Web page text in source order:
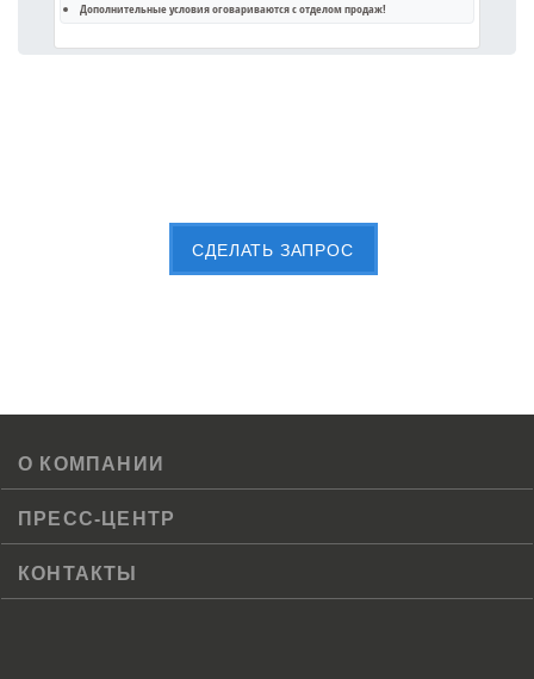
Дополнительные условия оговариваются с отделом продаж!
CДЕЛАТЬ ЗАПРОС
О КОМПАНИИ
ПРЕСС-ЦЕНТР
КОНТАКТЫ